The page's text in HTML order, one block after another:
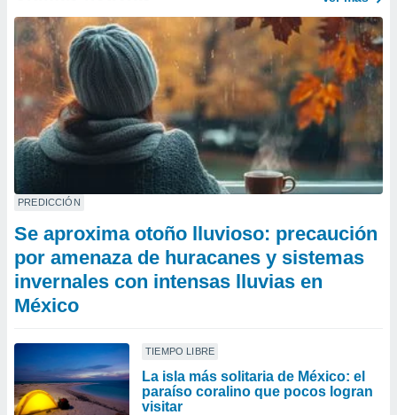
PREDICCIÓN
Se aproxima otoño lluvioso: precaución
por amenaza de huracanes y sistemas
invernales con intensas lluvias en
México
TIEMPO LIBRE
La isla más solitaria de México: el
paraíso coralino que pocos logran
visitar